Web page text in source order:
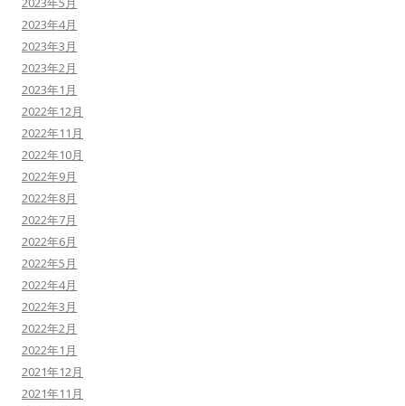
2023年4月
2023年3月
2023年2月
2023年1月
2022年12月
2022年11月
2022年10月
2022年9月
2022年8月
2022年7月
2022年6月
2022年5月
2022年4月
2022年3月
2022年2月
2022年1月
2021年12月
2021年11月